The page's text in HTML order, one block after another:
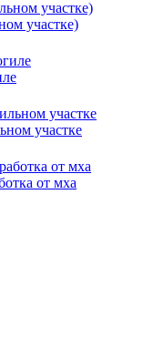
участке)
участке
от мха